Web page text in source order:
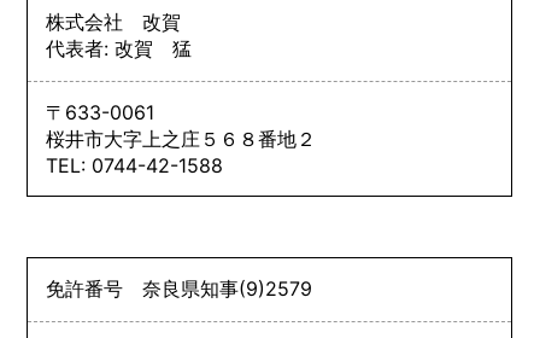
株式会社 改賀
代表者: 改賀 猛
〒633-0061
桜井市大字上之庄５６８番地２
TEL: 0744-42-1588
免許番号奈良県知事(9)2579